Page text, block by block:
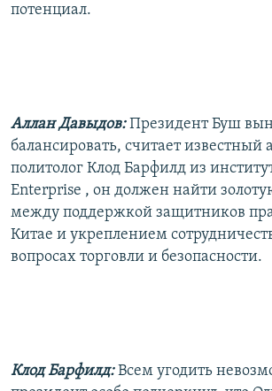
потенциал.
Аллан Давыдов:Президент Буш
балансировать, считает
политолог Клод Барфилд из
Enterprise , он должен найти
между поддержкой защитников
Китае и укреплением
вопросах торговли и безопасности.
Клод Барфилд:Всем угодить